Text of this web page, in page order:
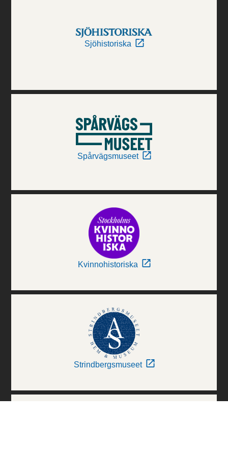
Sjöhistoriska
Spårvägsmuseet
Kvinnohistoriska
Strindbergsmuseet